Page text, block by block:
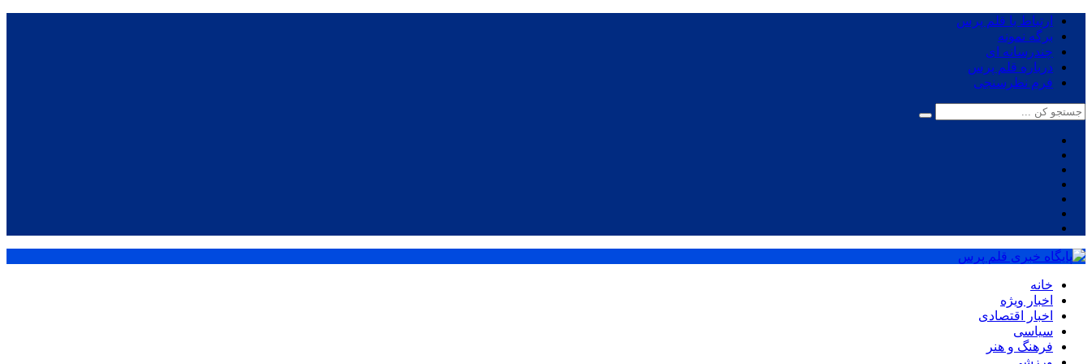
ارتباط با قلم پرس
برگه نمونه
چندرسانه ای
درباره قلم پرس
فرم نظرسنجی
خانه
اخبار ویژه
اخبار اقتصادی
سیاسی
فرهنگ و هنر